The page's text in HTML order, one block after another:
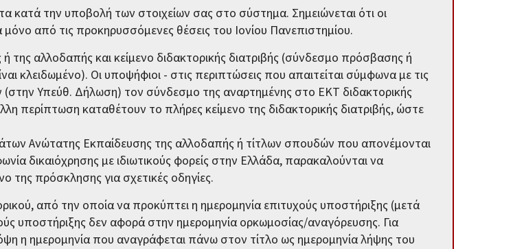
κατά την υποβολή των στοιχείων σας στο σύστημα. Σημειώνεται ότι οι
από τις προκηρυσσόμενες θέσεις του Ιονίου Πανεπιστημίου.
της αλλοδαπής και κείμενο διδακτορικής διατριβής (σύνδεσμο πρόσβασης ή
κλειδωμένο). Οι υποψήφιοι - στις περιπτώσεις που απαιτείται σύμφωνα με τις
Υπεύθ. Δήλωση) τον σύνδεσμο της αναρτημένης στο ΕΚΤ διδακτορικής
περίπτωση καταθέτουν το πλήρες κείμενο της διδακτορικής διατριβής, ώστε
Ανώτατης Εκπαίδευσης της αλλοδαπής ή τίτλων σπουδών που απονέμονται
δικαιόχρησης με ιδιωτικούς φορείς στην Ελλάδα, παρακαλούνται να
πρόσκλησης για σχετικές οδηγίες.
από την οποία να προκύπτει η ημερομηνία επιτυχούς υποστήριξης (μετά
υποστήριξης δεν αφορά στην ημερομηνία ορκωμοσίας/αναγόρευσης. Για
η ημερομηνία που αναγράφεται πάνω στον τίτλο ως ημερομηνία λήψης του